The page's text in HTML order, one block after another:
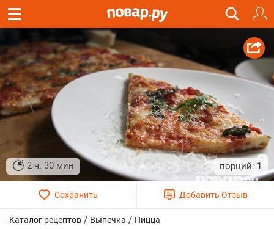
2 ч. 30 мин 1
Каталог рецептов / Выпечка / Пицца